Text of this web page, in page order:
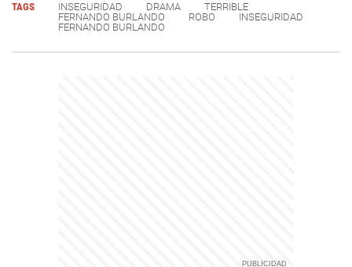
TAGS INSEGURIDAD DRAMA
TERRIBLE
FERNANDO BURLANDO
ROBO
INSEGURIDAD
FERNANDO BURLANDO